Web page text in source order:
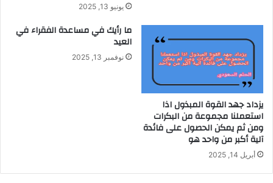
يونيو 13, 2025
يزداد جهد القوة المبذول اذا
استعملنا مجموعة من البكرات
ومن ثم يمكن الحصول على فائدة
آلية أكبر من واحد هو
أبريل 14, 2025
ما رأيك في مساعدة الفقراء في
العيد
نوفمبر 13, 2025